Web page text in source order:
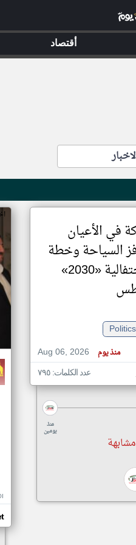
في الأعيان
السياحة وخطة
الترويج لاحتفالية «2030»
Politics
Aug 06, 2026
منذ يوم
عدد الكلمات: ٧٩٥
منذ
يومين
أقتصاد